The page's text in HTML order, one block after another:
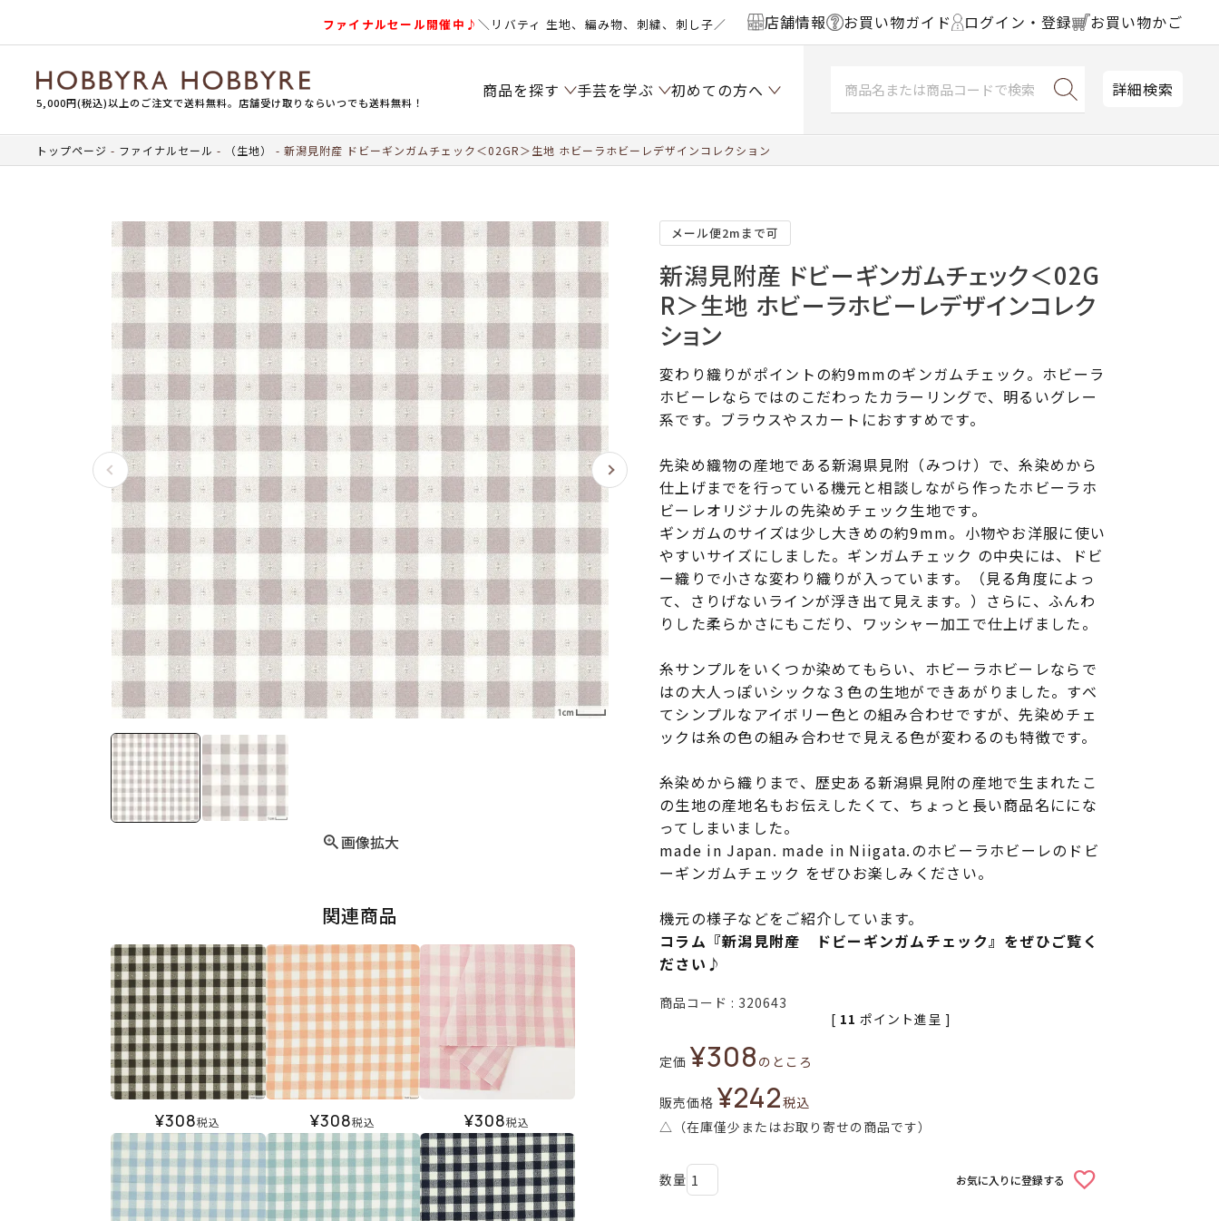
ファイナルセール開催中♪＼リバティ 生地、編み物、刺繍、刺し子／ 店舗情報 お買い物ガイド ログイン・登録 お買い物かご
5,000円(税込)以上のご注文で送料無料。店舗受け取りならいつでも送料無料！
商品を探す 手芸を学ぶ 初めての方へ 詳細検索
トップページ ファイナルセール （生地） 新潟見附産 ドビーギンガムチェック＜02GR＞生地 ホビーラホビーレデザインコレクション
画像拡大
関連商品
¥308税込 ¥308税込 ¥308税込
メール便2mまで可
新潟見附産 ドビーギンガムチェック＜02G
R＞生地 ホビーラホビーレデザインコレク
ション
変わり織りがポイントの約9mmのギンガムチェック。ホビーラ
ホビーレならではのこだわったカラーリングで、明るいグレー
系です。ブラウスやスカートにおすすめです。
先染め織物の産地である新潟県見附（みつけ）で、糸染めから
仕上げまでを行っている機元と相談しながら作ったホビーラホ
ビーレオリジナルの先染めチェック生地です。
ギンガムのサイズは少し大きめの約9mm。小物やお洋服に使い
やすいサイズにしました。ギンガムチェック の中央には、ドビ
ー織りで小さな変わり織りが入っています。（見る角度によっ
て、さりげないラインが浮き出て見えます。）さらに、ふんわ
りした柔らかさにもこだり、ワッシャー加工で仕上げました。
糸サンプルをいくつか染めてもらい、ホビーラホビーレならで
はの大人っぽいシックな３色の生地ができあがりました。すべ
てシンプルなアイボリー色との組み合わせですが、先染めチェ
ックは糸の色の組み合わせで見える色が変わるのも特徴です。
糸染めから織りまで、歴史ある新潟県見附の産地で生まれたこ
の生地の産地名もお伝えしたくて、ちょっと長い商品名ににな
ってしまいました。
made in Japan. made in Niigata.のホビーラホビーレのドビ
ーギンガムチェック をぜひお楽しみください。
機元の様子などをご紹介しています。
コラム『新潟見附産 ドビーギンガムチェック』をぜひご覧く
ださい♪
商品コード 320643
定価 ¥308 のところ
販売価格 ¥242税込
[ 11 ポイント進呈 ]
△（在庫僅少またはお取り寄せの商品です）
お気に入りに登録する